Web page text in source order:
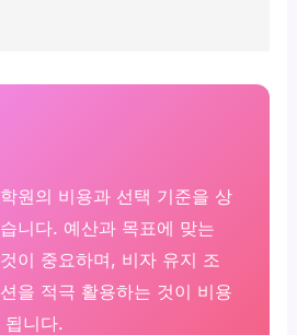
원의 비용과 선택 기준을 상
니다. 예산과 목표에 맞는
이 중요하며, 비자 유지 조
을 적극 활용하는 것이 비용
됩니다.